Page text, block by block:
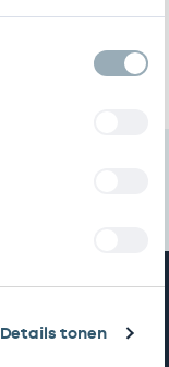
Details tonen